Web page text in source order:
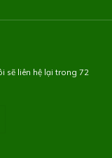
sẽ liên hệ lại trong 72